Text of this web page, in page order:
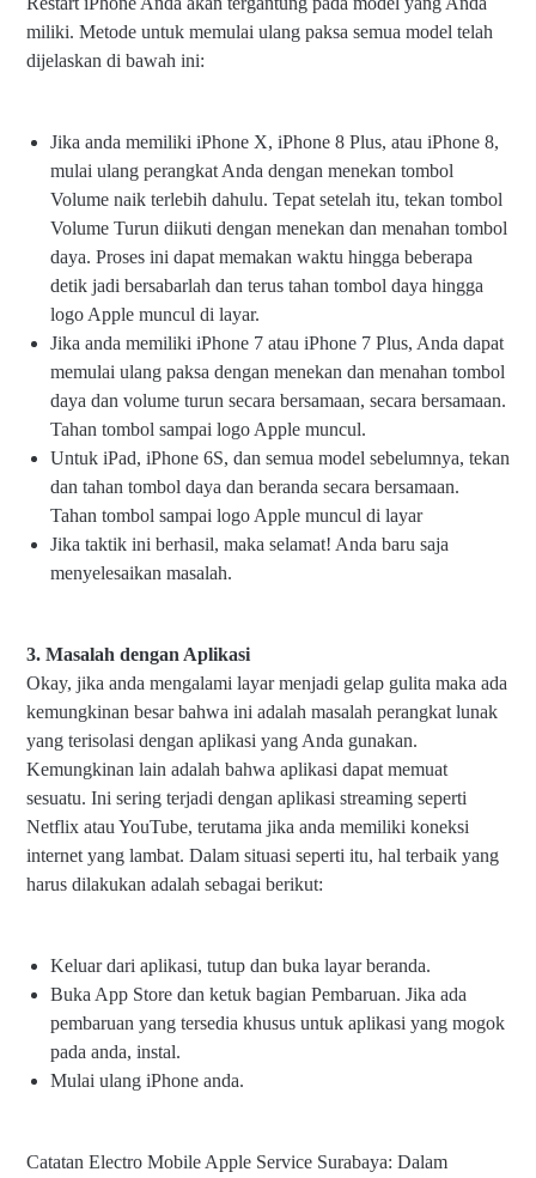
miliki. Metode untuk memulai ulang paksa semua model telah
dijelaskan di bawah ini:
Jika anda memiliki iPhone X, iPhone 8 Plus, atau iPhone 8,
mulai ulang perangkat Anda dengan menekan tombol
Volume naik terlebih dahulu. Tepat setelah itu, tekan tombol
Volume Turun diikuti dengan menekan dan menahan tombol
daya. Proses ini dapat memakan waktu hingga beberapa
detik jadi bersabarlah dan terus tahan tombol daya hingga
logo Apple muncul di layar.
Jika anda memiliki iPhone 7 atau iPhone 7 Plus, Anda dapat
memulai ulang paksa dengan menekan dan menahan tombol
daya dan volume turun secara bersamaan, secara bersamaan.
Tahan tombol sampai logo Apple muncul.
Untuk iPad, iPhone 6S, dan semua model sebelumnya, tekan
dan tahan tombol daya dan beranda secara bersamaan.
Tahan tombol sampai logo Apple muncul di layar
Jika taktik ini berhasil, maka selamat! Anda baru saja
menyelesaikan masalah.
3. Masalah dengan Aplikasi
Okay, jika anda mengalami layar menjadi gelap gulita maka ada
kemungkinan besar bahwa ini adalah masalah perangkat lunak
yang terisolasi dengan aplikasi yang Anda gunakan.
Kemungkinan lain adalah bahwa aplikasi dapat memuat
sesuatu. Ini sering terjadi dengan aplikasi streaming seperti
Netflix atau YouTube, terutama jika anda memiliki koneksi
internet yang lambat. Dalam situasi seperti itu, hal terbaik yang
harus dilakukan adalah sebagai berikut:
Keluar dari aplikasi, tutup dan buka layar beranda.
Buka App Store dan ketuk bagian Pembaruan. Jika ada
pembaruan yang tersedia khusus untuk aplikasi yang mogok
pada anda, instal.
Mulai ulang iPhone anda.
Catatan Electro Mobile Apple Service Surabaya: Dalam